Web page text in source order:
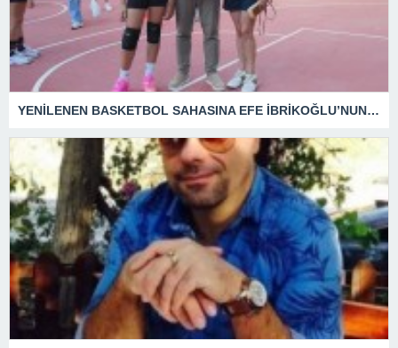
YENİLENEN BASKETBOL SAHASINA EFE İBRİKOĞLU’NUN ADI VERİLDİ